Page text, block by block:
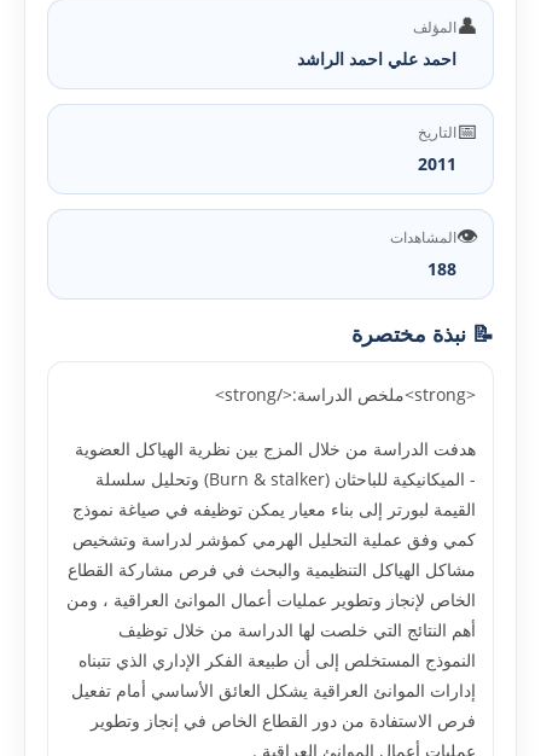
👤المؤلف
احمد علي احمد الراشد
📅التاريخ
2011
👁️المشاهدات
188
📝 نبذة مختصرة
<strong>ملخص الدراسة:</strong>
هدفت الدراسة من خلال المزج بين نظرية الهياكل العضوية
- الميكانيكية للباحثان (Burn & stalker) وتحليل سلسلة
القيمة لبورتر إلى بناء معيار يمكن توظيفه في صياغة نموذج
كمي وفق عملية التحليل الهرمي كمؤشر لدراسة وتشخيص
مشاكل الهياكل التنظيمية والبحث في فرص مشاركة القطاع
الخاص لإنجاز وتطوير عمليات أعمال الموانئ العراقية ، ومن
أهم النتائج التي خلصت لها الدراسة من خلال توظيف
النموذج المستخلص إلى أن طبيعة الفكر الإداري الذي تتبناه
إدارات الموانئ العراقية يشكل العائق الأساسي أمام تفعيل
فرص الاستفادة من دور القطاع الخاص في إنجاز وتطوير
عمليات أعمال الموانئ العراقية .